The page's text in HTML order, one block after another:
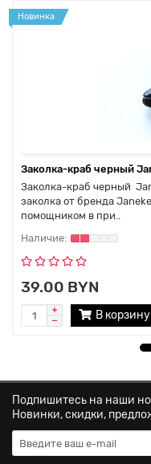
В производстве заколки
Новинка
Заколка-краб черный
Заколка-краб черный
заколка от бренда
помощником в при..
39.00 BYN
В корзину
Подпишитесь на наши
Новинки, скидки,